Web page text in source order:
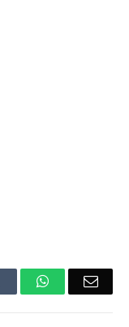
Tumblr WhatsApp